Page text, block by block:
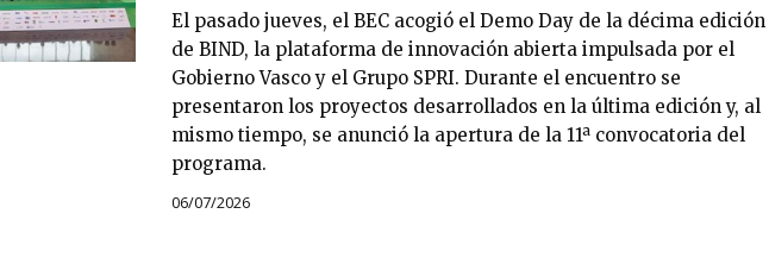
El pasado jueves, el BEC acogió el Demo Day de la décima edición
de BIND, la plataforma de innovación abierta impulsada por el
Gobierno Vasco y el Grupo SPRI. Durante el encuentro se
presentaron los proyectos desarrollados en la última edición y, al
mismo tiempo, se anunció la apertura de la 11ª convocatoria del
programa.
06/07/2026